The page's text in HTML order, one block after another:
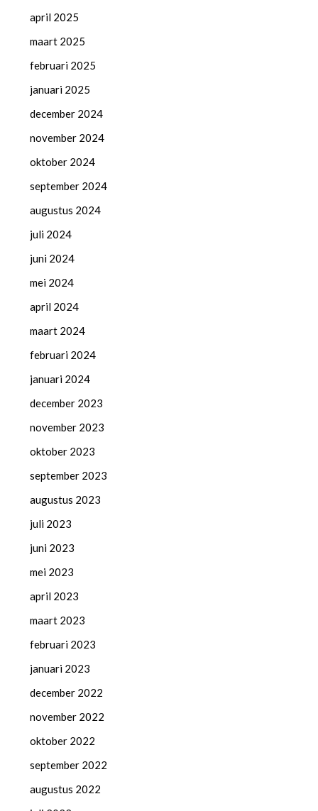
april 2025
maart 2025
februari 2025
januari 2025
december 2024
november 2024
oktober 2024
september 2024
augustus 2024
juli 2024
juni 2024
mei 2024
april 2024
maart 2024
februari 2024
januari 2024
december 2023
november 2023
oktober 2023
september 2023
augustus 2023
juli 2023
juni 2023
mei 2023
april 2023
maart 2023
februari 2023
januari 2023
december 2022
november 2022
oktober 2022
september 2022
augustus 2022